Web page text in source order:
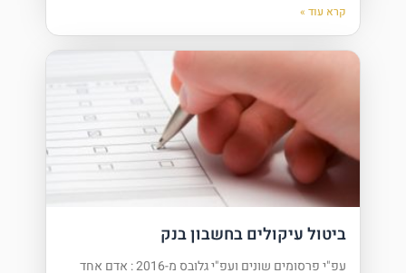
קרא עוד »
ביטול עיקולים בחשבון בנק
עפ"י פרסומים שונים ועפ"י גלובס מ-2016 : אדם אחד